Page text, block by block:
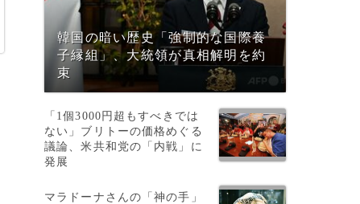
韓国の暗い歴史「強制的な国際養
子縁組」、大統領が真相解明を約
束
「1個3000円超もすべきでは
ない」ブリトーの価格めぐる
議論、米共和党の「内戦」に
発展
マラドーナさんの「神の手」